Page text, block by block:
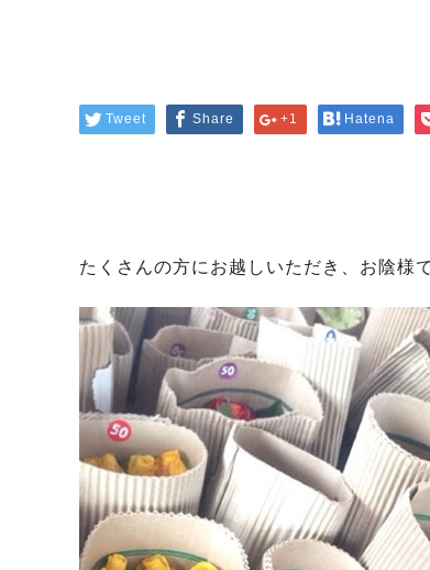
Tweet Share +1 Hatena
たくさんの方にお越しいただき、お陰様